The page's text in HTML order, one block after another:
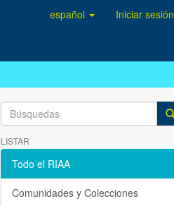
español Iniciar sesión
LISTAR
Todo el RIAA
Comunidades y Colecciones